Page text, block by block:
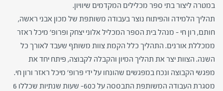
במטרה ליצור בתי ספר מכלילים המקדמים שיוויון.
תהליך הלמידה והפיתוח נוצר בעבודה משותפת של מכון אבני ראשה,
חותם, רון חי – מנהל בית הספר המכליל אלוני יצחק ופרופ' מיכל ראזר
ממכללת אורנים. התהליך כלל הקמת צוות משותף שעבד לאורך כל
השנה. הצוות יצר את תהליך המיון והקבלה לקבוצה, פיתח יחד את
מפגשי הקבוצה ונכח במפגשים שהונחו על ידי פרופ' מיכל ראזר ורון חי.
מסגרת העבודה המשותפת התבססה על כ60- שעות שנתיות שכללו 6